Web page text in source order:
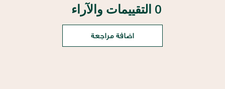
0 التقييمات والآراء
اضافة مراجعة